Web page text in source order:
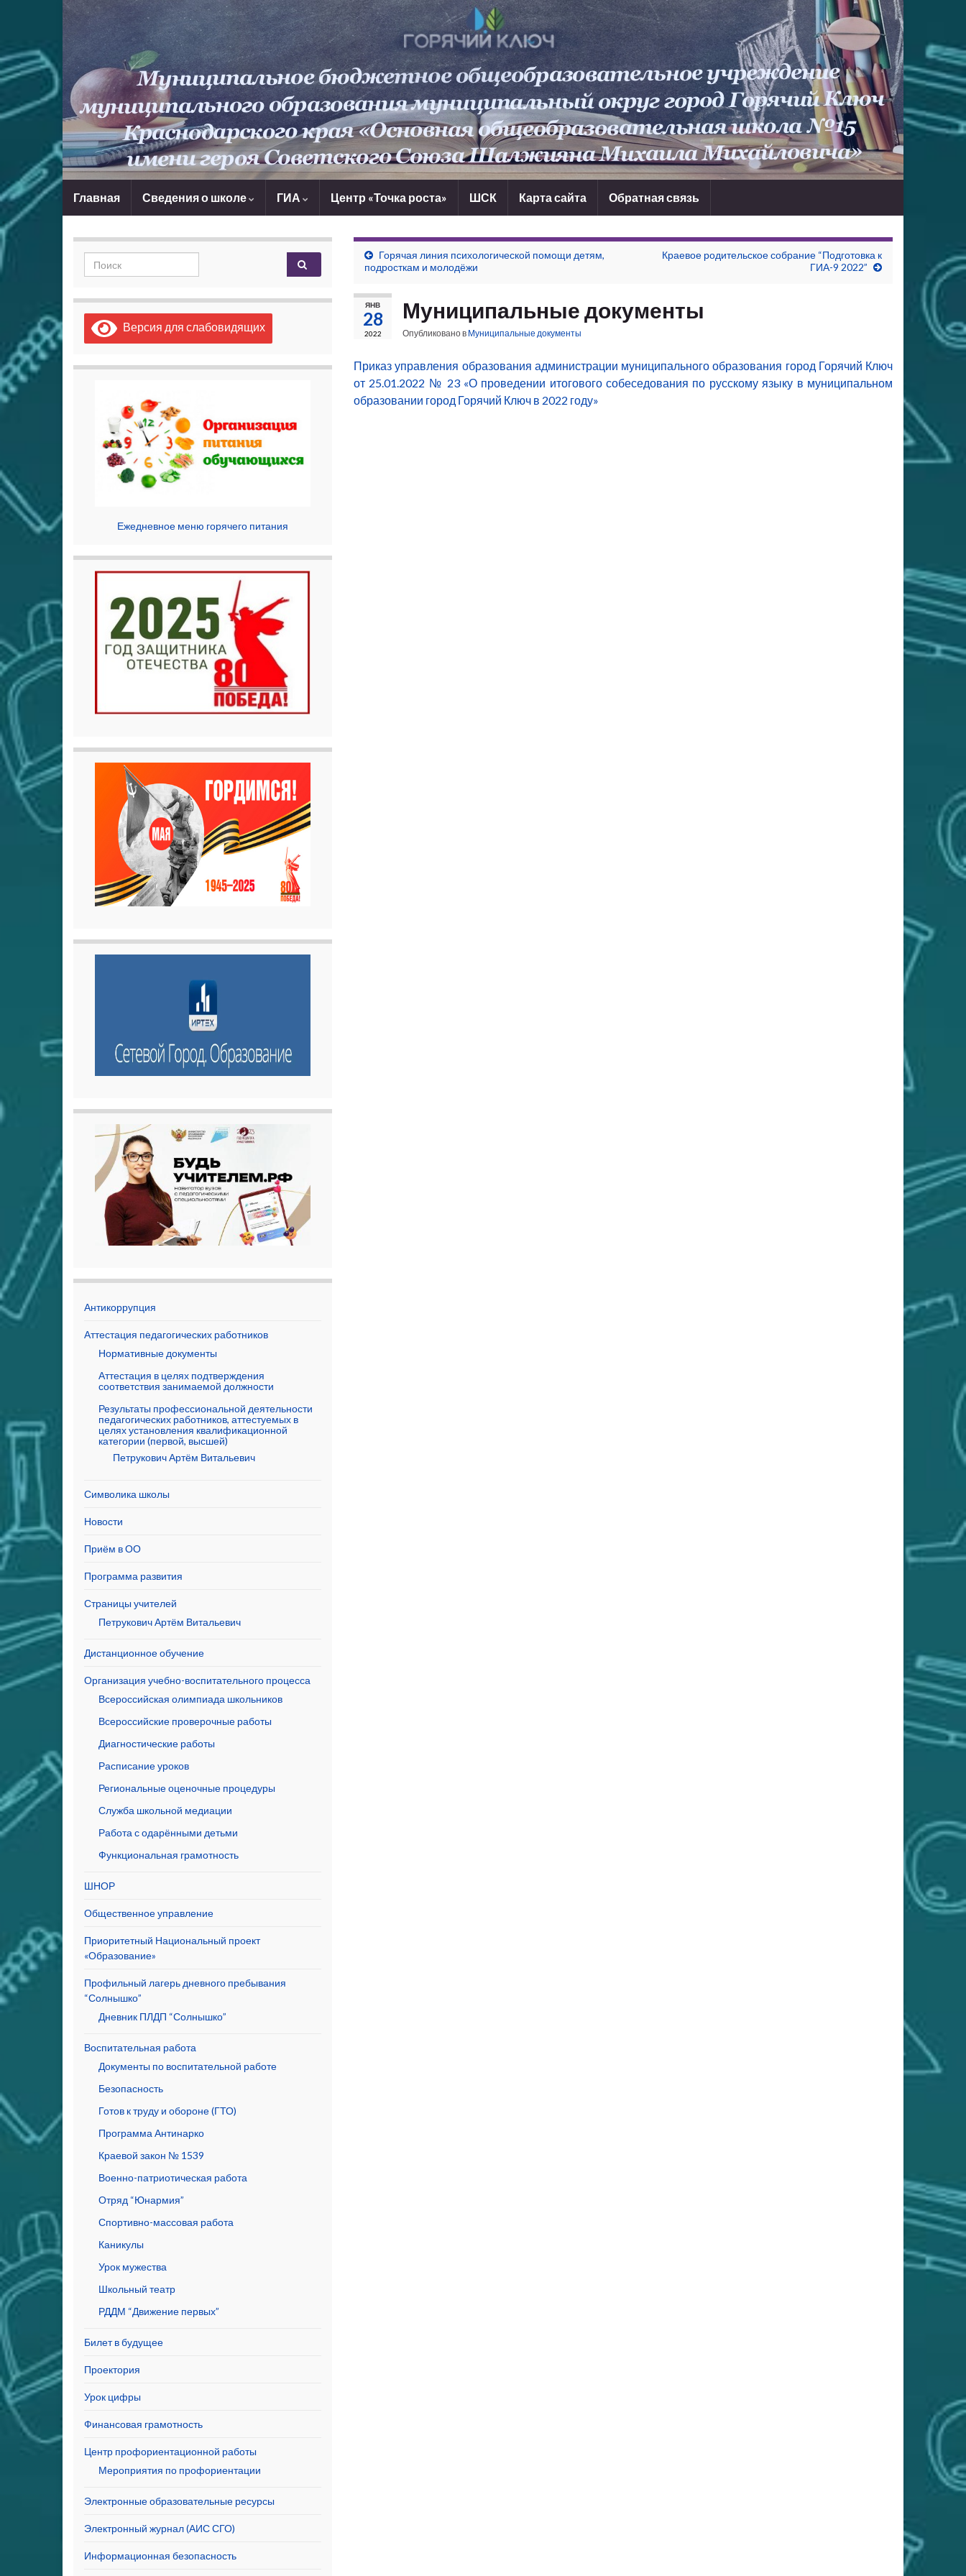
Главная Сведения о школе ГИА Центр «Точка роста» ШСК Карта сайта Обратная связь
Горячая линия психологической помощи детям,
подросткам и молодёжи
Краевое родительское собрание “Подготовка к
ГИА-9 2022”
ЯНВ
28
2022
Муниципальные документы
Опубликовано в Муниципальные документы
Приказ управления образования администрации муниципального образования город Горячий Ключ
от 25.01.2022 № 23 «О проведении итогового собеседования по русскому языку в муниципальном
образовании город Горячий Ключ в 2022 году»
Search for:
Версия для слабовидящих
Ежедневное меню горячего питания
Антикоррупция
Аттестация педагогических работников
Нормативные документы
Аттестация в целях подтверждения
соответствия занимаемой должности
Результаты профессиональной деятельности
педагогических работников, аттестуемых в
целях установления квалификационной
категории (первой, высшей)
Петрукович Артём Витальевич
Символика школы
Новости
Приём в ОО
Программа развития
Страницы учителей
Петрукович Артём Витальевич
Дистанционное обучение
Организация учебно-воспитательного процесса
Всероссийская олимпиада школьников
Всероссийские проверочные работы
Диагностические работы
Расписание уроков
Региональные оценочные процедуры
Служба школьной медиации
Работа с одарёнными детьми
Функциональная грамотность
ШНОР
Общественное управление
Приоритетный Национальный проект
«Образование»
Профильный лагерь дневного пребывания
“Солнышко”
Дневник ПЛДП “Солнышко”
Воспитательная работа
Документы по воспитательной работе
Безопасность
Готов к труду и обороне (ГТО)
Программа Антинарко
Краевой закон № 1539
Военно-патриотическая работа
Отряд “Юнармия”
Спортивно-массовая работа
Каникулы
Урок мужества
Школьный театр
РДДМ “Движение первых”
Билет в будущее
Проектория
Урок цифры
Финансовая грамотность
Центр профориентационной работы
Мероприятия по профориентации
Электронные образовательные ресурсы
Электронный журнал (АИС СГО)
Информационная безопасность